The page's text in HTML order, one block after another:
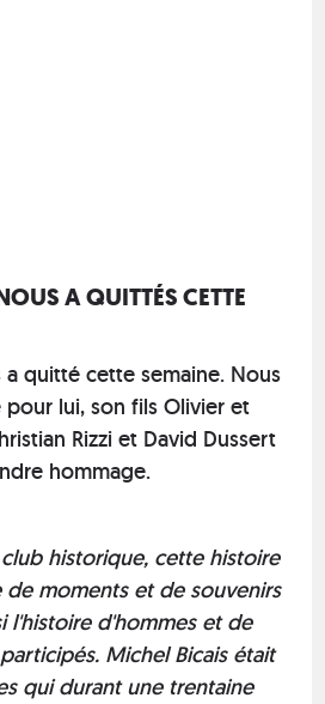
A QUITTÉS CETTE
a quitté cette semaine. Nous
pour lui, son fils Olivier et
Rizzi et David Dussert
hommage.
club historique, cette histoire
de moments et de souvenirs
l'histoire d'hommes et de
Michel Bicais était
qui durant une trentaine